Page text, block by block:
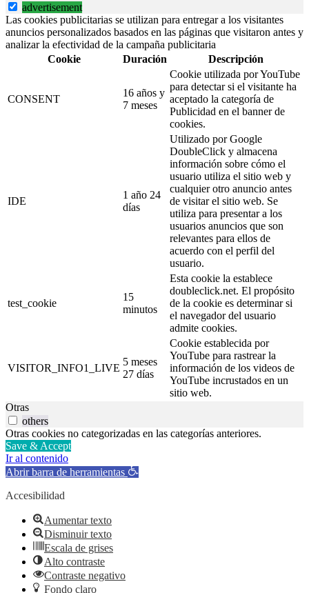
advertisement
Las cookies publicitarias se utilizan para entregar a los visitantes
anuncios personalizados basados en las páginas que visitaron antes y
analizar la efectividad de la campaña publicitaria
Cookie
Duración Descripción
CONSENT
16 años y
7 meses
Cookie utilizada por YouTube
para detectar si el visitante ha
aceptado la categoría de
Publicidad en el banner de
cookies.
IDE
1 año 24
días
Utilizado por Google
DoubleClick y almacena
información sobre cómo el
usuario utiliza el sitio web y
cualquier otro anuncio antes
de visitar el sitio web. Se
utiliza para presentar a los
usuarios anuncios que son
relevantes para ellos de
acuerdo con el perfil del
usuario.
test_cookie
15
minutos
Esta cookie la establece
doubleclick.net. El propósito
de la cookie es determinar si
el navegador del usuario
admite cookies.
VISITOR_INFO1_LIVE
5 meses
27 días
Cookie establecida por
YouTube para rastrear la
información de los videos de
YouTube incrustados en un
sitio web.
Otras
others
Otras cookies no categorizadas en las categorías anteriores.
Save & Accept
Ir al contenido
Abrir barra de herramientas
Accesibilidad
Aumentar texto
Disminuir texto
Escala de grises
Alto contraste
Contraste negativo
Fondo claro